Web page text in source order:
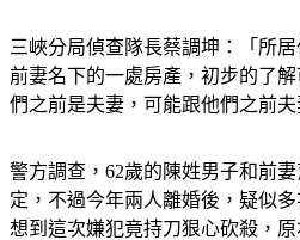
三峽分局偵查隊長蔡調坤：「所
前妻名下的一處房產，初步的了解
警方調查，62歲的陳姓男子和前
定，不過今年兩人離婚後，疑似